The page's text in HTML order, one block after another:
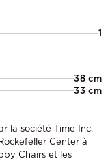
1
38 cm
33 cm
la société Time Inc.
Center à
Chairs et les